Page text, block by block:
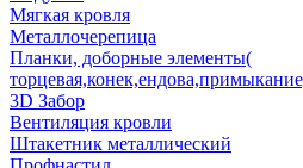
Мягкая кровля
Металлочерепица
Планки, доборные элементы(
3D Забор
Вентиляция кровли
Штакетник металлический